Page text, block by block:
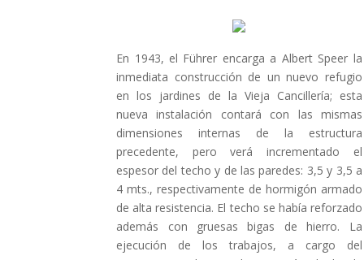
En 1943, el Führer encarga a Albert Speer la
inmediata construcción de un nuevo refugio
en los jardines de la Vieja Cancillería; esta
nueva instalación contará con las mismas
dimensiones internas de la estructura
precedente, pero verá incrementado el
espesor del techo y de las paredes: 3,5 y 3,5 a
4 mts., respectivamente de hormigón armado
de alta resistencia. El techo se había reforzado
además con gruesas bigas de hierro. La
ejecución de los trabajos, a cargo del